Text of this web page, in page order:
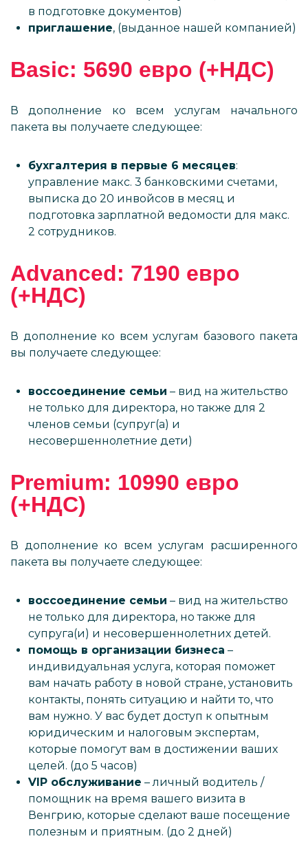
в подготовке документов)
приглашение, (выданное нашей компанией)
Basic: 5690 евро (+НДС)
В дополнение ко всем услугам начального
пакета вы получаете следующее:
бухгалтерия в первые 6 месяцев:
управление макс. 3 банковскими счетами,
выписка до 20 инвойсов в месяц и
подготовка зарплатной ведомости для макс.
2 сотрудников.
Advanced: 7190 евро
(+НДС)
В дополнение ко всем услугам базового пакета
вы получаете следующее:
воссоединение семьи – вид на жительство
не только для директора, но также для 2
членов семьи (супруг(а) и
несовершеннолетние дети)
Premium: 10990 евро
(+НДС)
В дополнение ко всем услугам расширенного
пакета вы получаете следующее:
воссоединение семьи – вид на жительство
не только для директора, но также для
супруга(и) и несовершеннолетних детей.
помощь в организации бизнеса –
индивидуальная услуга, которая поможет
вам начать работу в новой стране, установить
контакты, понять ситуацию и найти то, что
вам нужно. У вас будет доступ к опытным
юридическим и налоговым экспертам,
которые помогут вам в достижении ваших
целей. (до 5 часов)
VIP обслуживание – личный водитель /
помощник на время вашего визита в
Венгрию, которые сделают ваше посещение
полезным и приятным. (до 2 дней)